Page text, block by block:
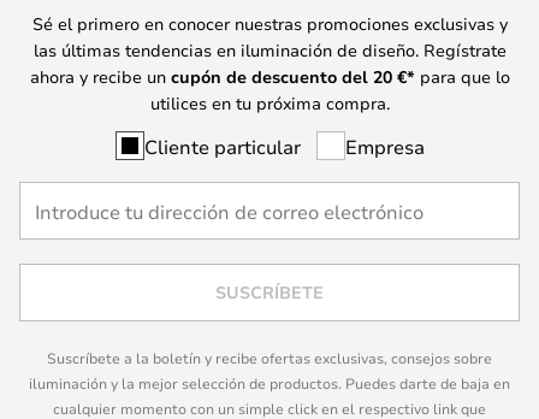
Sé el primero en conocer nuestras promociones exclusivas y
las últimas tendencias en iluminación de diseño. Regístrate
ahora y recibe un cupón de descuento del 20 €* para que lo
utilices en tu próxima compra.
Cliente particular Empresa
SUSCRÍBETE
Suscríbete a la boletín y recibe ofertas exclusivas, consejos sobre
iluminación y la mejor selección de productos. Puedes darte de baja en
cualquier momento con un simple click en el respectivo link que